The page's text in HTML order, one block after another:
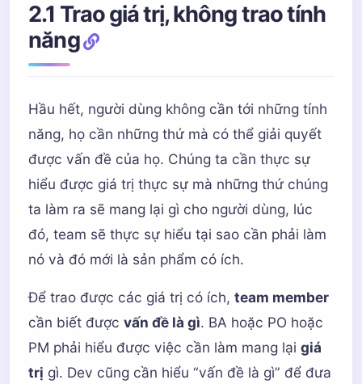
2.1 Trao giá trị, không trao tính
năng
Hầu hết, người dùng không cần tới những tính
năng, họ cần những thứ mà có thể giải quyết
được vấn đề của họ. Chúng ta cần thực sự
hiểu được giá trị thực sự mà những thứ chúng
ta làm ra sẽ mang lại gì cho người dùng, lúc
đó, team sẽ thực sự hiểu tại sao cần phải làm
nó và đó mới là sản phẩm có ích.
Để trao được các giá trị có ích,team member
cần biết đượcvấn đề là gì. BA hoặc PO hoặc
PM phải hiểu được việc cần làm mang lạigiá
trị gì. Dev cũng cần hiểu “vấn đề là gì” để đưa